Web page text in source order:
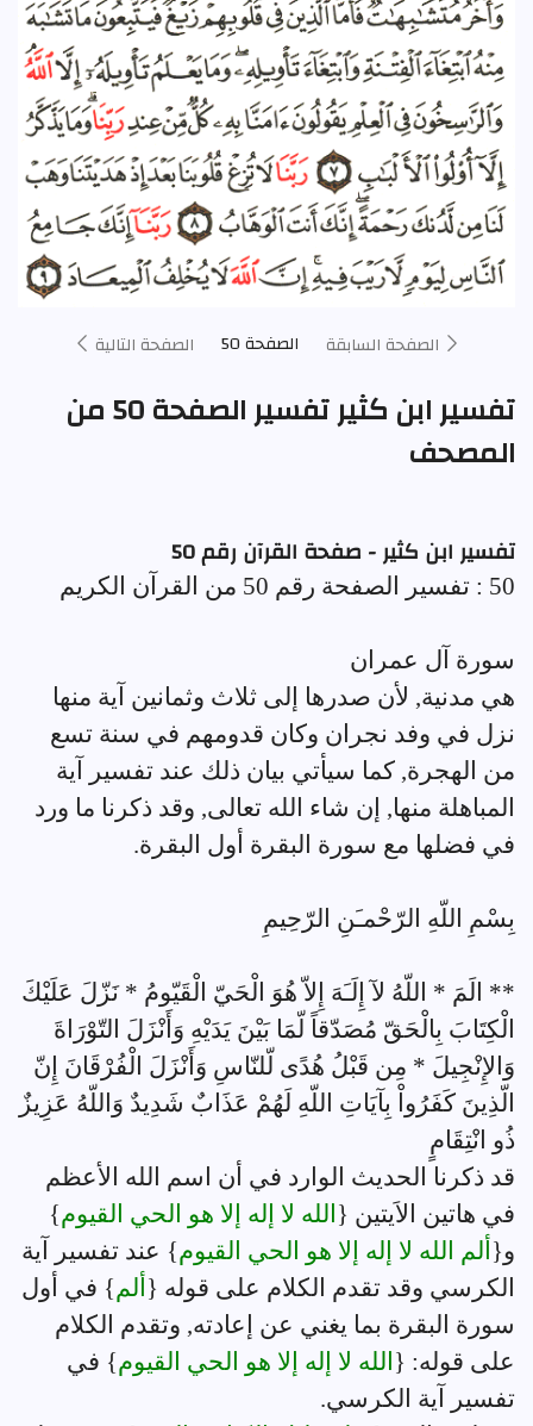
الصفحة السابقة الصفحة 50 الصفحة التالية
تفسير ابن كثير تفسير الصفحة 50 من
المصحف
تفسير ابن كثير - صفحة القرآن رقم 50
50 : تفسير الصفحة رقم 50 من القرآن الكريم
سورة آل عمران
هي مدنية, لأن صدرها إلى ثلاث وثمانين آية منها
نزل في وفد نجران وكان قدومهم في سنة تسع
من الهجرة, كما سيأتي بيان ذلك عند تفسير آية
المباهلة منها, إن شاء الله تعالى, وقد ذكرنا ما ورد
في فضلها مع سورة البقرة أول البقرة.
بِسْمِ اللّهِ الرّحْمـَنِ الرّحِيمِ
** الَمَ * اللّهُ لآ إِلَـَهَ إِلاّ هُوَ الْحَيّ الْقَيّومُ * نَزّلَ عَلَيْكَ
الْكِتَابَ بِالْحَقّ مُصَدّقاً لّمَا بَيْنَ يَدَيْهِ وَأَنْزَلَ التّوْرَاةَ
وَالإِنْجِيلَ * مِن قَبْلُ هُدًى لّلنّاسِ وَأَنْزَلَ الْفُرْقَانَ إِنّ
الّذِينَ كَفَرُواْ بِآيَاتِ اللّهِ لَهُمْ عَذَابٌ شَدِيدٌ وَاللّهُ عَزِيزٌ
ذُو انْتِقَامٍ
قد ذكرنا الحديث الوارد في أن اسم الله الأعظم
في هاتين الاَيتين { الله لا إله إلا هو الحي القيوم}
و{ ألم الله لا إله إلا هو الحي القيوم} عند تفسير آية
الكرسي وقد تقدم الكلام على قوله { ألم} في أول
سورة البقرة بما يغني عن إعادته, وتقدم الكلام
على قوله: { الله لا إله إلا هو الحي القيوم} في
تفسير آية الكرسي.